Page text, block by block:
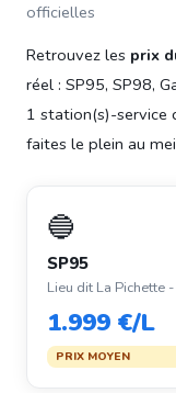
officielles
Retrouvez les prix
réel : SP95, SP98,
1 station(s)-service
faites le plein au
🔵
SP95
Lieu dit La Pichette
1.999 €/L
PRIX MOYEN